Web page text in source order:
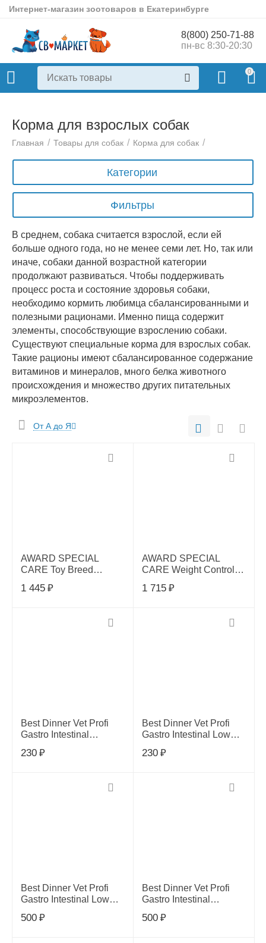
Интернет-магазин зоотоваров в Екатеринбурге
8(800) 250-71-88
пн-вс 8:30-20:30
0
Корма для взрослых собак
Главная / Товары для собак / Корма для собак /
Категории
Фильтры
В среднем, собака считается взрослой, если ей
больше одного года, но не менее семи лет. Но, так или
иначе, собаки данной возрастной категории
продолжают развиваться. Чтобы поддерживать
процесс роста и состояние здоровья собаки,
необходимо кормить любимца сбалансированными и
полезными рационами. Именно пища содержит
элементы, способствующие взрослению собаки.
Существуют специальные корма для взрослых собак.
Такие рационы имеют сбалансированное содержание
витаминов и минералов, много белка животного
происхождения и множество других питательных
микроэлементов.
От А до Я
AWARD SPECIAL
CARE Toy Breed
взрос.собак мелких
1 445 ₽
AWARD SPECIAL
CARE Weight Control
пород для контр. веса
1 715 ₽
Best Dinner Vet Profi
Gastro Intestinal
консервы для собак
230 ₽
Best Dinner Vet Profi
Gastro Intestinal Low
100г, 409419
230 ₽
Best Dinner Vet Profi
Gastro Intestinal Low
340г, 409426
500 ₽
Best Dinner Vet Profi
Gastro Intestinal
консервы для собак
500 ₽